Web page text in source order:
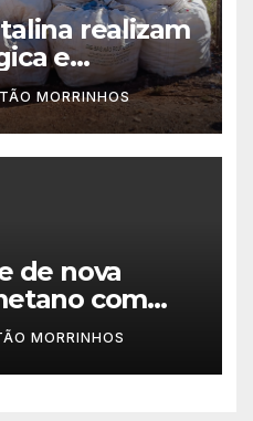
realizam
e
ao Parque
em
MORRINHOS
de nova
com
R$ 245
MORRINHOS